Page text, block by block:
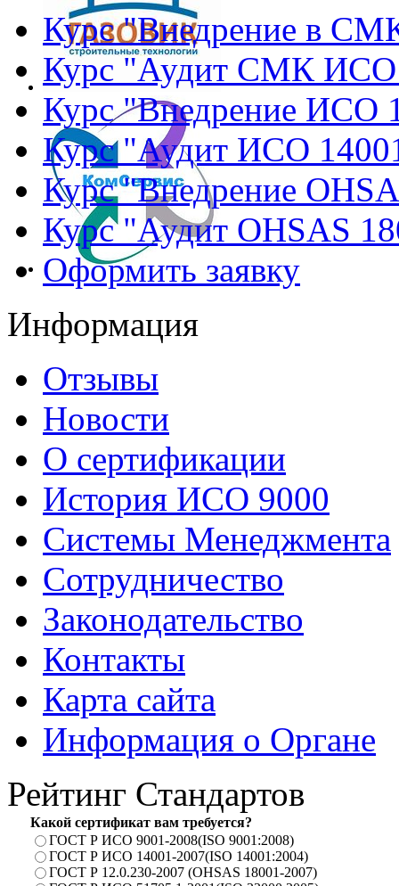
Курс "Внедрение в
Курс "Аудит СМК ИСО
Курс "Внедрение ИСО
Курс "Аудит ИСО
Курс "Внедрение
Курс "Аудит OHSAS
Оформить заявку
Информация
Отзывы
Новости
О сертификации
История ИСО 9000
Системы Менеджмента
Сотрудничество
Законодательство
Контакты
Карта сайта
Информация о Органе
Рейтинг Стандартов
Какой сертификат вам требуется?
ГОСТ Р ИСО 9001-2008(ISO 9001:2008)
ГОСТ Р ИСО 14001-2007(ISO 14001:2004)
ГОСТ Р 12.0.230-2007 (OHSAS 18001-2007)